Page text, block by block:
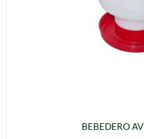
BEBEDERO